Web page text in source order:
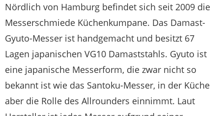
Nördlich von Hamburg befindet sich seit 2009 die
Messerschmiede Küchenkumpane. Das Damast-
Gyuto-Messer ist handgemacht und besitzt 67
Lagen japanischen VG10 Damaststahls. Gyuto ist
eine japanische Messerform, die zwar nicht so
bekannt ist wie das Santoku-Messer, in der Küche
aber die Rolle des Allrounders einnimmt. Laut